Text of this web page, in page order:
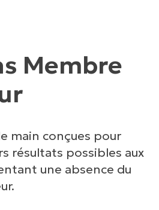
Membre
main conçues pour
résultats possibles aux
une absence du